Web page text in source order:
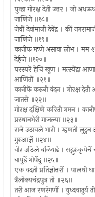
पुन्हा गोरक्ष देती उत्तर । जो
जाणिजे ॥१८॥
जेवीं देवांमाजी देवेंद्र । कीं
जाणिजे ॥१९॥
कानीफ म्हणे असावा लोभ । मम
देईजे ॥१२०॥
परस्परें हेचि खूण । मत्स्येंद्रा
आणितों ॥२१॥
कानीफें करुनी वंदन । गोरक्ष
जातसे ॥२२॥
गोरक्ष दक्षिणे करिती गमन ।
प्रस्थानभेरी गाजल्या ॥२३॥
राजे उठावले भारी । म्हणती
गुरुआज्ञें ॥२४॥
वीर उठिले बळियाढे ।
बापुडें गोपेंदु ॥२५॥
एक वदती प्रतिज्ञोत्तरीं । पालथी
त्रैलोक्यचंद्रपुत्र तो ॥२६॥
तरी आज रणरंगणीं । युध्दचातुर्य